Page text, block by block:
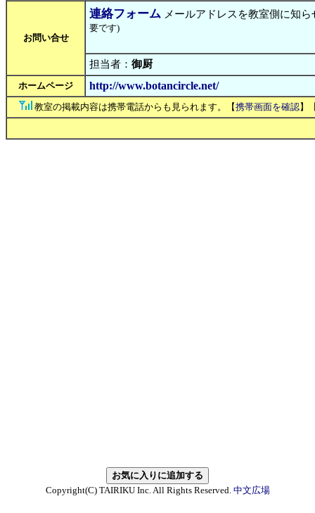
お問い合せ
連絡フォーム メールアドレスを教室側に知
要です)
担当者： 御厨
ホームページ http://www.botancircle.net/
教室の掲載内容は携帯電話からも見られます。【携帯画面を確認】
Copyright(C) TAIRIKU Inc. All Rights Reserved. 中文広場